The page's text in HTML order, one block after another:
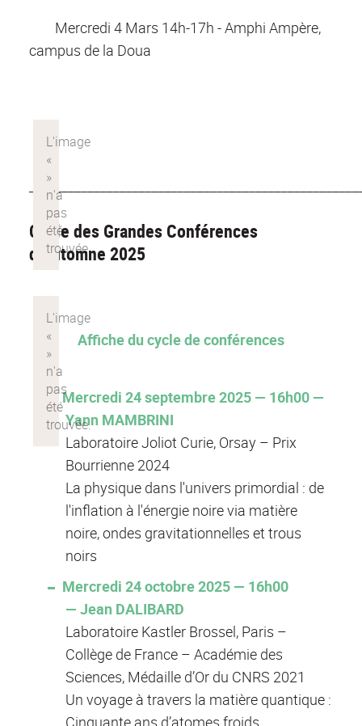
Mercredi 4 Mars 14h-17h - Amphi Ampère,
campus de la Doua
Cycle des Grandes Conférences
d'Automne 2025
Affiche du cycle de conférences
Mercredi 24 septembre 2025 — 16h00 —
Yann MAMBRINI
Laboratoire Joliot Curie, Orsay – Prix
Bourrienne 2024
La physique dans l'univers primordial : de
l'inflation à l'énergie noire via matière
noire, ondes gravitationnelles et trous
noirs
Mercredi 24 octobre 2025 — 16h00
— Jean DALIBARD
Laboratoire Kastler Brossel, Paris –
Collège de France – Académie des
Sciences, Médaille d’Or du CNRS 2021
Un voyage à travers la matière quantique :